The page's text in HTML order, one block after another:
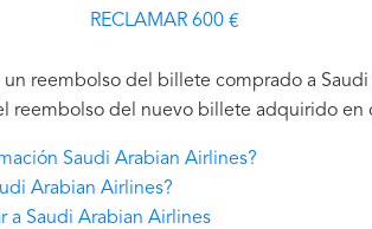
RECLAMAR 600 €
reembolso del billete comprado a
reembolso del nuevo billete adquirido en
Saudi Arabian Airlines?
Arabian Airlines?
a Saudi Arabian Airlines